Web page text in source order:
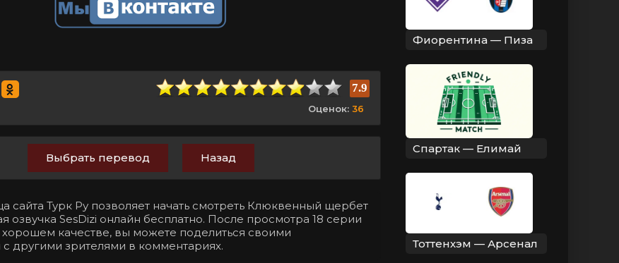
7.9
Оценок: 36
Выбрать перевод Назад
сайта Турк Ру позволяет начать смотреть Клюквенный щербет
озвучка SesDizi онлайн бесплатно. После просмотра 18 серии
хорошем качестве, вы можете поделиться своими
с другими зрителями в комментариях.
Фиорентина — Пиза
Спартак — Елимай
Тоттенхэм — Арсенал